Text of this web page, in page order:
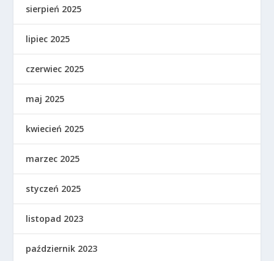
sierpień 2025
lipiec 2025
czerwiec 2025
maj 2025
kwiecień 2025
marzec 2025
styczeń 2025
listopad 2023
październik 2023